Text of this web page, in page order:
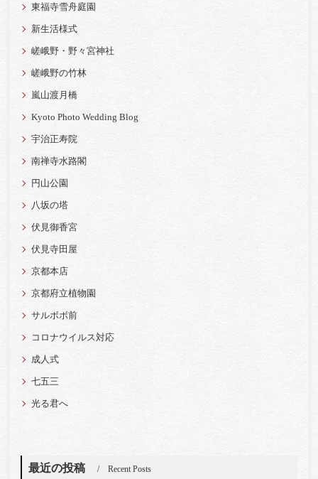
東福寺雪舟庭園
新生活様式
嵯峨野・野々宮神社
嵯峨野の竹林
嵐山渡月橋
Kyoto Photo Wedding Blog
宇治正寿院
南禅寺水路閣
円山公園
八坂の塔
伏見御香宮
伏見寺田屋
京都本店
京都府立植物園
サルボボ前
コロナウイルス対応
成人式
七五三
光る君へ
最近の投稿 Recent Posts